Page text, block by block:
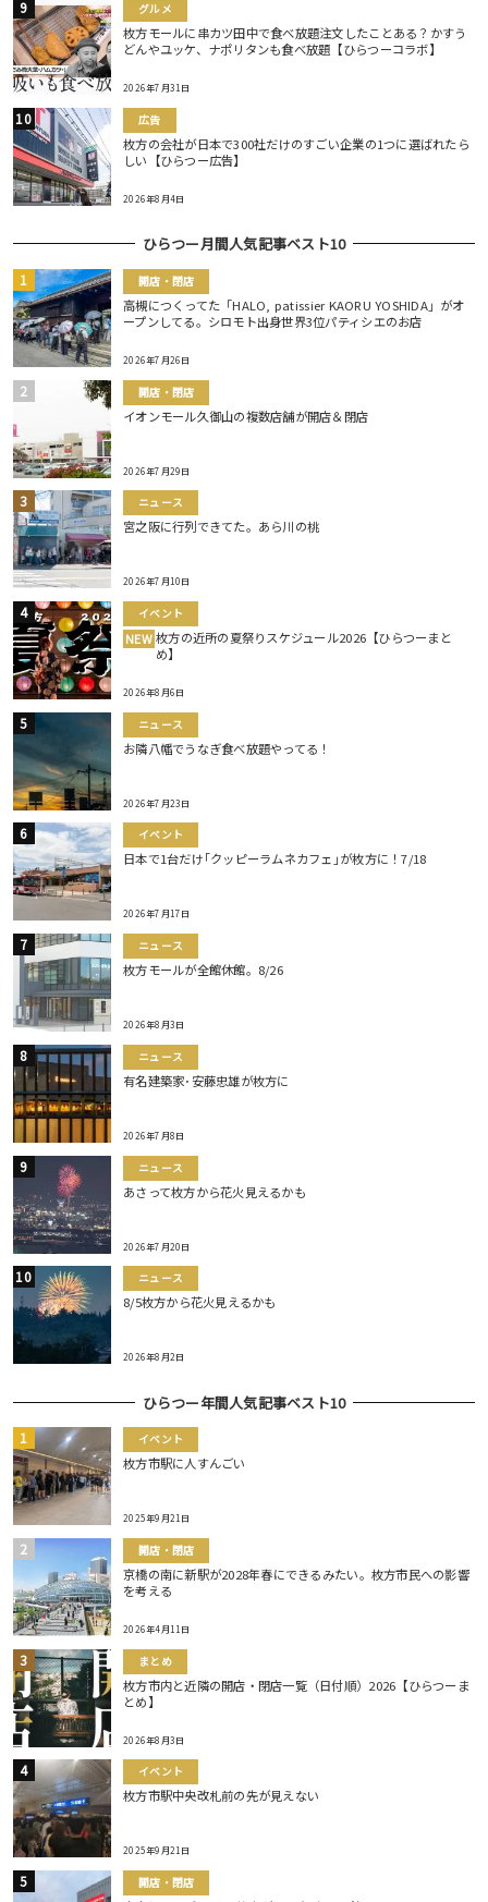
グルメ
枚方モールに串カツ田中で食べ放題注文したことある？かすう
どんやユッケ、ナポリタンも食べ放題【ひらつーコラボ】
2026年7月31日
広告
枚方の会社が日本で300社だけのすごい企業の1つに選ばれたら
しい【ひらつー広告】
2026年8月4日
ひらつー月間人気記事ベスト10
開店・閉店
高槻につくってた「HALO, patissier KAORU YOSHIDA」がオ
ープンしてる。シロモト出身世界3位パティシエのお店
2026年7月26日
開店・閉店
イオンモール久御山の複数店舗が開店＆閉店
2026年7月29日
ニュース
宮之阪に行列できてた。あら川の桃
2026年7月10日
イベント
NEW 枚方の近所の夏祭りスケジュール2026【ひらつーまと
め】
2026年8月6日
ニュース
お隣八幡でうなぎ食べ放題やってる！
2026年7月23日
イベント
日本で1台だけ｢クッピーラムネカフェ｣が枚方に！7/18
2026年7月17日
ニュース
枚方モールが全館休館。8/26
2026年8月3日
ニュース
有名建築家･安藤忠雄が枚方に
2026年7月8日
ニュース
あさって枚方から花火見えるかも
2026年7月20日
ニュース
8/5枚方から花火見えるかも
2026年8月2日
ひらつー年間人気記事ベスト10
イベント
枚方市駅に人すんごい
2025年9月21日
開店・閉店
京橋の南に新駅が2028年春にできるみたい。枚方市民への影響
を考える
2026年4月11日
まとめ
枚方市内と近隣の開店・閉店一覧（日付順）2026【ひらつーま
とめ】
2026年8月3日
イベント
枚方市駅中央改札前の先が見えない
2025年9月21日
開店・閉店